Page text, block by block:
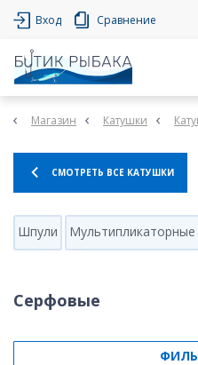
Вход Сравнение
Магазин Катушки
СМОТРЕТЬ ВСЕ КАТУШКИ
Шпули Мультипликаторные
Серфовые